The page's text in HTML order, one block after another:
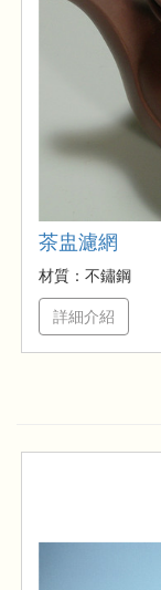
茶盅濾網
材質：不鏽鋼
詳細介紹